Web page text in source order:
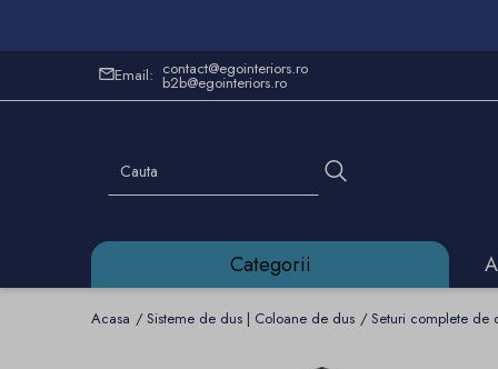
Email: contact@egointeriors.ro
b2b@egointeriors.ro
Categorii
Acasa Sisteme de dus | Coloane de dus Seturi complete de